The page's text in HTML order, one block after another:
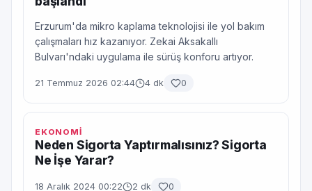
Erzurum'da mikro kaplama teknolojisi ile yol bakım
çalışmaları hız kazanıyor. Zekai Aksakallı
Bulvarı'ndaki uygulama ile sürüş konforu artıyor.
21 Temmuz 2026 02:44 4 dk 0
EKONOMİ
Neden Sigorta Yaptırmalısınız? Sigorta
Ne İşe Yarar?
18 Aralık 2024 00:22 2 dk 0